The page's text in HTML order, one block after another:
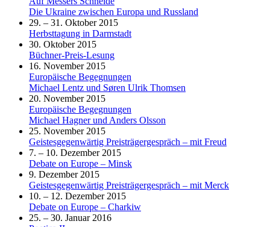
Die Ukraine zwischen Europa und Russland
29. – 31. Oktober 2015
Herbsttagung in Darmstadt
30. Oktober 2015
Büchner-Preis-Lesung
16. November 2015
Europäische Begegnungen
Michael Lentz und Søren Ulrik Thomsen
20. November 2015
Europäische Begegnungen
Michael Hagner und Anders Olsson
25. November 2015
Geistesgegenwärtig Preisträgergespräch – mit Freud
7. – 10. Dezember 2015
Debate on Europe – Minsk
9. Dezember 2015
Geistesgegenwärtig Preisträgergespräch – mit Merck
10. – 12. Dezember 2015
Debate on Europe – Charkiw
25. – 30. Januar 2016